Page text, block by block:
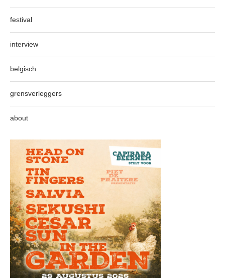
festival
interview
belgisch
grensverleggers
about